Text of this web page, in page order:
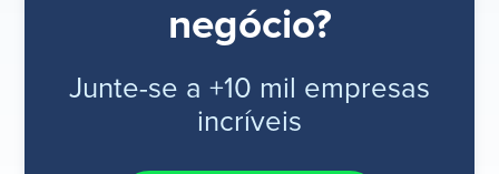
negócio?
Junte-se a +10 mil empresas
incríveis